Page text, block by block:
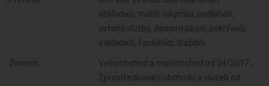
obkladači, malíři, lakýrníci, podlaháři,
ostatní služby, demontážníci, pokrývači,
zakladači, fasádníci, dlaždiči
Živnosti:
Velkoobchod a maloobchod od 04/2017 ,
Zprostředkování obchodu a služeb od